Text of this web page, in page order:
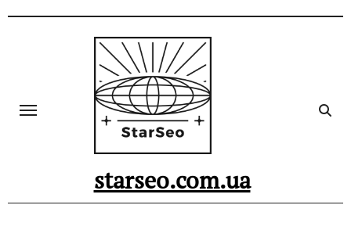
starseo.com.ua